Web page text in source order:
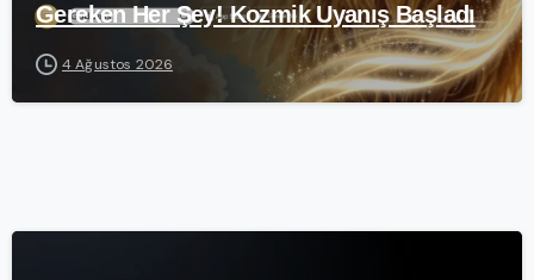
Gereken Her Şey! Kozmik Uyanış Başladı
4 Ağustos 2026